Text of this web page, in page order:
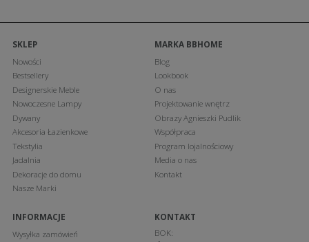
SKLEP
Nowości
Bestsellery
Designerskie Meble
Nowoczesne Lampy
Dywany
Akcesoria Łazienkowe
Tekstylia
Jadalnia
Dekoracje do domu
Nasze Marki
MARKA BBHOME
Blog
Lookbook
O nas
Projektowanie wnętrz
Obrazy Agnieszki Pudlik
Współpraca
Program lojalnościowy
Media o nas
Kontakt
INFORMACJE
Wysyłka zamówień
KONTAKT
BOK: